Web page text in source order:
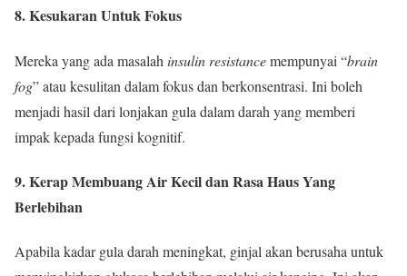
8. Kesukaran Untuk Fokus
Mereka yang ada masalah insulin resistancemempunyai “brain
fog” atau kesulitan dalam fokus dan berkonsentrasi. Ini boleh
menjadi hasil dari lonjakan gula dalam darah yang memberi
impak kepada fungsi kognitif.
9. Kerap Membuang Air Kecil dan Rasa Haus Yang
Berlebihan
Apabila kadar gula darah meningkat, ginjal akan berusaha untuk